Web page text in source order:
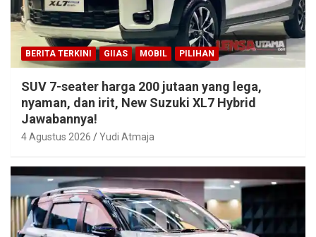
BERITA TERKINI GIIAS MOBIL PILIHAN
SUV 7-seater harga 200 jutaan yang lega,
nyaman, dan irit, New Suzuki XL7 Hybrid
Jawabannya!
4 Agustus 2026 Yudi Atmaja